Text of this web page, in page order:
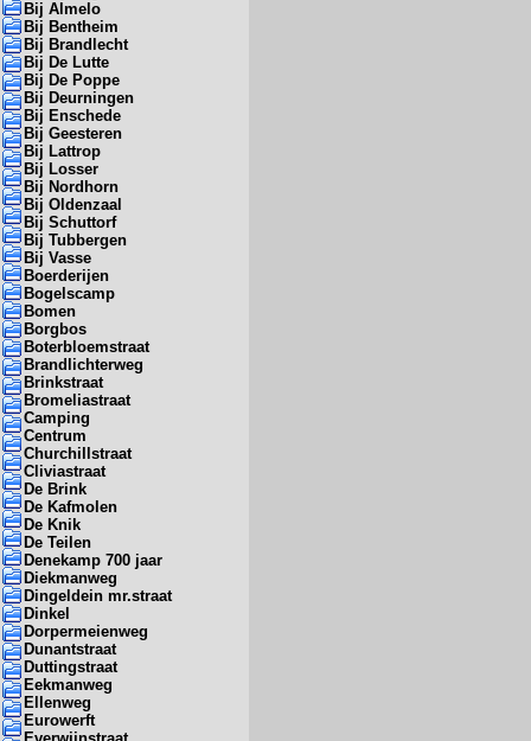
Bij Almelo
Bij Bentheim
Bij Brandlecht
Bij De Lutte
Bij De Poppe
Bij Deurningen
Bij Enschede
Bij Geesteren
Bij Lattrop
Bij Losser
Bij Nordhorn
Bij Oldenzaal
Bij Schuttorf
Bij Tubbergen
Bij Vasse
Boerderijen
Bogelscamp
Bomen
Borgbos
Boterbloemstraat
Brandlichterweg
Brinkstraat
Bromeliastraat
Camping
Centrum
Churchillstraat
Cliviastraat
De Brink
De Kafmolen
De Knik
De Teilen
Denekamp 700 jaar
Diekmanweg
Dingeldein mr.straat
Dinkel
Dorpermeienweg
Dunantstraat
Duttingstraat
Eekmanweg
Ellenweg
Eurowerft